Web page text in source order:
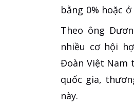
bằng 0% hoặc
Theo ông
nhiều cơ hội
Đoàn Việt Nam
quốc gia,
này.